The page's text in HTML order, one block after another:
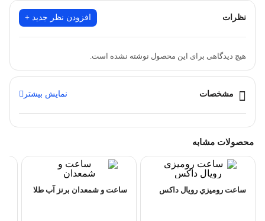
نظرات افزودن نظر جدید +
هیچ دیدگاهی برای این محصول نوشته نشده است.
مشخصات نمایش بیشتر
محصولات مشابه
ساعت روميزي رويال داكس ساعت و شمعدان برنز آب طلا